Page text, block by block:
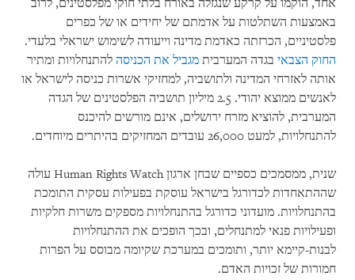
אחד, הוקמו על קרקע שנגזלה באורח בלתי חוקי מפלסטינים, לרוב
באמצעות השתלטות על אדמתם של יחידים או של כפרים
פלסטיניים, הכרזתה כאדמת מדינה וייעודה לשימוש ישראלי בלעדי.
החוק הצבאי בגדה המערבית מגביל את הכניסה להתנחלויות ומתיר
אותה לאזרחי המדינה ולתושביה, למחזיקי אשרות כניסה לישראל או
לאנשים ממוצא יהודי.
2.5 מיליון תושביה הפלסטינים של הגדה
המערבית, להוציא מזרח ירושלים, אינם מורשים להיכנס
להתנחלויות, למעט 26,000 עובדים המחזיקים בהיתרים מיוחדים.
שנית, ממסמכים כספיים שבחן ארגוןHuman Rights Watch עולה
שההתאחדות לכדורגל בישראל עוסקת בפעילות עסקית התומכת
בהתנחלויות. מועדוני כדורגל בהתנחלויות מספקים משרות חלקיות
ופעילויות פנאי למתנחלים, ובכך הופכים את ההתנחלויות
לבנות-קיימא יותר, ותומכים במערכת שקיומה מבוסס על הפרות
חמורות של זכויות האדם.